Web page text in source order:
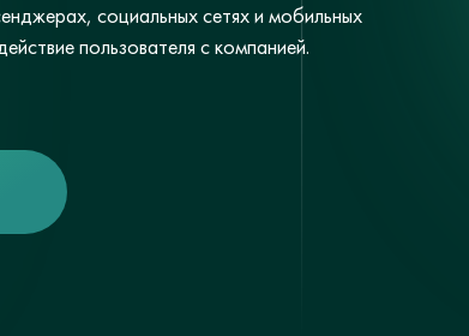
социальных сетях и мобильных
пользователя с компанией.